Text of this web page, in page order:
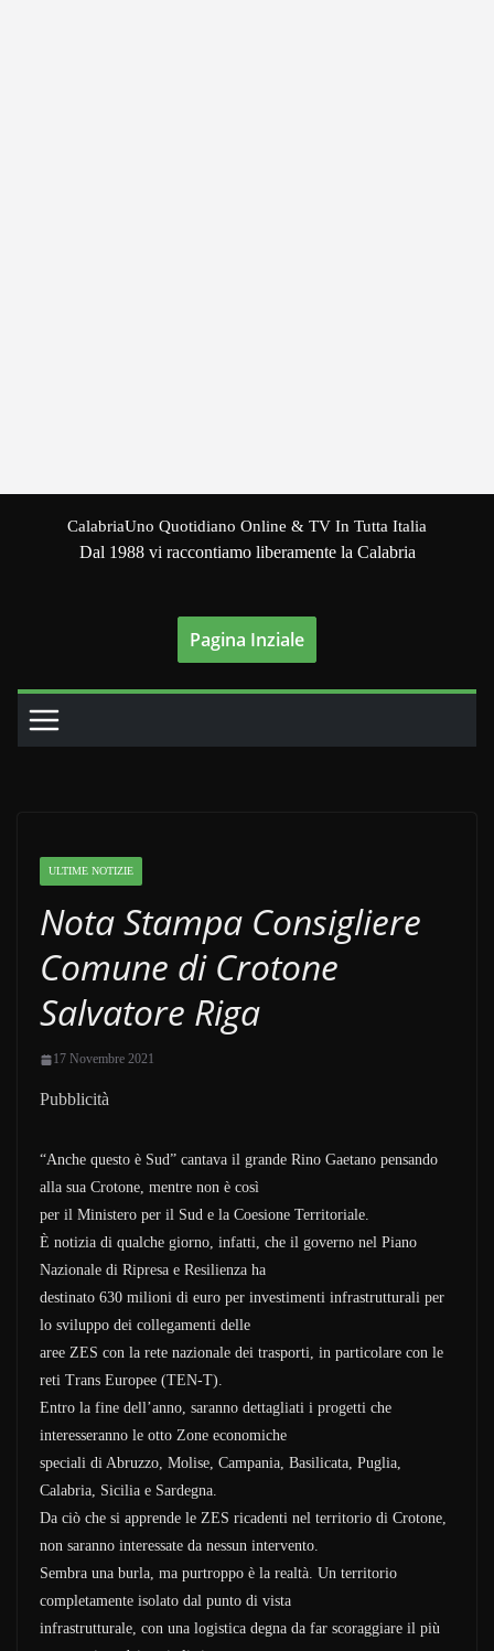
CalabriaUno Quotidiano Online & TV In Tutta Italia
Dal 1988 vi raccontiamo liberamente la Calabria
Pagina Inziale
ULTIME NOTIZIE
Nota Stampa Consigliere
Comune di Crotone
Salvatore Riga
17 Novembre 2021
Pubblicità
“Anche questo è Sud” cantava il grande Rino Gaetano pensando
alla sua Crotone, mentre non è così
per il Ministero per il Sud e la Coesione Territoriale.
È notizia di qualche giorno, infatti, che il governo nel Piano
Nazionale di Ripresa e Resilienza ha
destinato 630 milioni di euro per investimenti infrastrutturali per
lo sviluppo dei collegamenti delle
aree ZES con la rete nazionale dei trasporti, in particolare con le
reti Trans Europee (TEN-T).
Entro la fine dell’anno, saranno dettagliati i progetti che
interesseranno le otto Zone economiche
speciali di Abruzzo, Molise, Campania, Basilicata, Puglia,
Calabria, Sicilia e Sardegna.
Da ciò che si apprende le ZES ricadenti nel territorio di Crotone,
non saranno interessate da nessun intervento.
Sembra una burla, ma purtroppo è la realtà. Un territorio
completamente isolato dal punto di vista
infrastrutturale, con una logistica degna da far scoraggiare il più